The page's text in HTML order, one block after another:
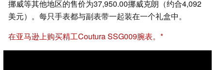
挪威等其他地区的售价为37,950.00挪威克朗（约合4,092
美元）。每只手表都与副表带一起装在一个礼盒中。
在亚马逊上购买精工Coutura SSG009腕表。